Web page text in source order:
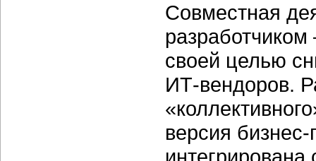
Совместная
своей целью
ИТ-вендоров.
версия